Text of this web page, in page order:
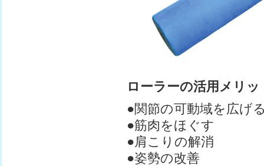
ローラーの活用メリッ
●関節の可動域を広げ
●筋肉をほぐす
●肩こりの解消
●姿勢の改善